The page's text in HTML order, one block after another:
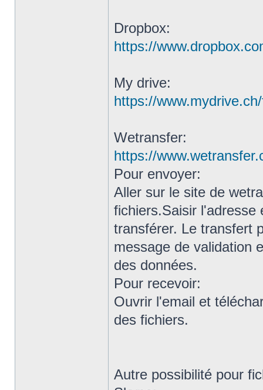
Dropbox:
https://
My drive:
https://
Wetransfer:
https://
Pour envoyer:
Aller sur le site de
fichiers.Saisir l'adresse
transférer. Le transfert
message de validation
des données.
Pour recevoir:
Ouvrir l'email et
des fichiers.
Autre possibilité pour